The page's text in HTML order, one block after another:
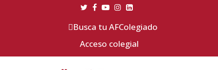
Busca tu AFColegiado
Acceso colegial